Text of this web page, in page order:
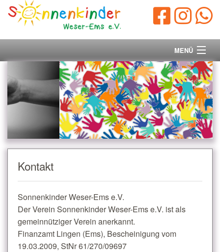
MENÜ
Startseite
Vorstand
Unsere Ziele
Ihre Spende
Kontakt
Kontakt
Sonnenkinder Weser-Ems e.V.
Der Verein Sonnenkinder Weser-Ems e.V. ist als
gemeinnütziger Verein anerkannt.
Finanzamt Lingen (Ems), Bescheinigung vom
19.03.2009, StNr 61/270/09697